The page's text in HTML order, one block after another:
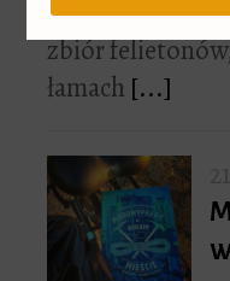
zbiór
łamach [...]